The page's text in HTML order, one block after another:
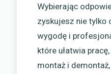
Wybierając
zyskujesz nie tylko
wygodę i
które ułatwia
montaż i